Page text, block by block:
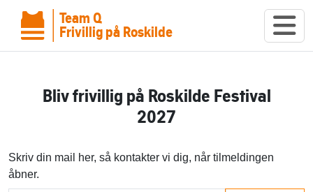
Team Q
Frivillig på Roskilde
Bliv frivillig på Roskilde Festival
2027
Skriv din mail her, så kontakter vi dig, når tilmeldingen
åbner.